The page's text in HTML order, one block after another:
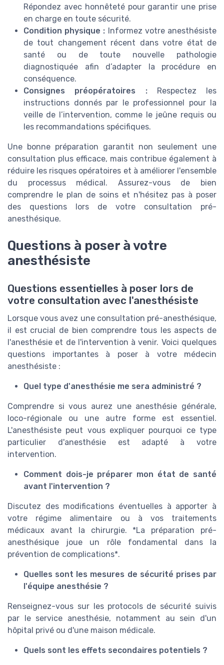
Répondez avec honnêteté pour garantir une prise
en charge en toute sécurité.
Condition physique : Informez votre anesthésiste
de tout changement récent dans votre état de
santé ou de toute nouvelle pathologie
diagnostiquée afin d’adapter la procédure en
conséquence.
Consignes préopératoires :Respectez les
instructions donnés par le professionnel pour la
veille de l’intervention, comme le jeûne requis ou
les recommandations spécifiques.
Une bonne préparation garantit non seulement une
consultation plus efficace, mais contribue également à
réduire les risques opératoires et à améliorer l'ensemble
du processus médical. Assurez-vous de bien
comprendre le plan de soins et n'hésitez pas à poser
des questions lors de votre consultation pré-
anesthésique.
Questions à poser à votre
anesthésiste
Questions essentielles à poser lors de
votre consultation avec l'anesthésiste
Lorsque vous avez une consultation pré-anesthésique,
il est crucial de bien comprendre tous les aspects de
l'anesthésie et de l'intervention à venir. Voici quelques
questions importantes à poser à votre médecin
anesthésiste :
Quel type d'anesthésie me sera administré ?
Comprendre si vous aurez une anesthésie générale,
loco-régionale ou une autre forme est essentiel.
L'anesthésiste peut vous expliquer pourquoi ce type
particulier d'anesthésie est adapté à votre
intervention.
Comment dois-je préparer mon état de santé
avant l'intervention ?
Discutez des modifications éventuelles à apporter à
votre régime alimentaire ou à vos traitements
médicaux avant la chirurgie. *La préparation pré-
anesthésique joue un rôle fondamental dans la
prévention de complications*.
Quelles sont les mesures de sécurité prises par
l'équipe anesthésie ?
Renseignez-vous sur les protocols de sécurité suivis
par le service anesthésie, notamment au sein d'un
hôpital privé ou d'une maison médicale.
Quels sont les effets secondaires potentiels ?